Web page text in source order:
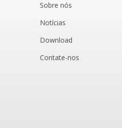
Sobre nós
Notícias
Download
Contate-nos